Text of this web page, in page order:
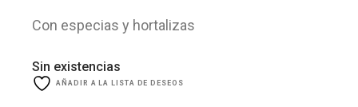
Con especias y hortalizas
Sin existencias
AÑADIR A LA LISTA DE DESEOS